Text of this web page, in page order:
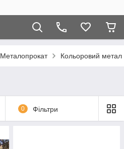
Металопрокат Кольоровий метал
0 Фільтри